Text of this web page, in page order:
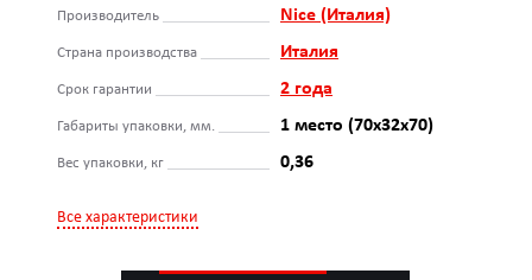
Производитель Nice (Италия)
Страна производства Италия
Срок гарантии 2 года
Габариты упаковки, мм. 1 место (70х32х70)
Вес упаковки, кг 0,36
Все характеристики